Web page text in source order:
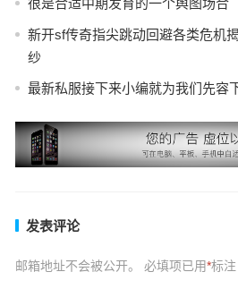
很是合适中期发育的一个舆图场合
新开sf传奇指尖跳动回避各类危机
纱
最新私服接下来小编就为我们先容
发表评论
邮箱地址不会被公开。 必填项已用*标注